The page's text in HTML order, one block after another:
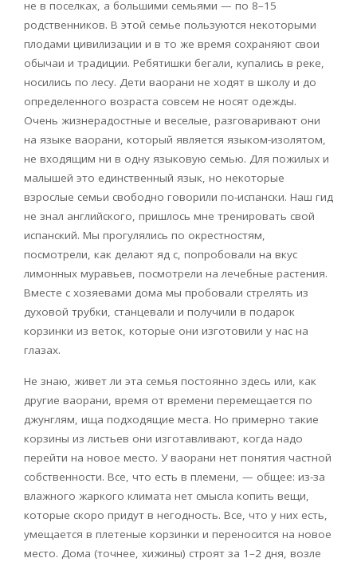
не в поселках, а большими семьями — по 8–15
родственников. В этой семье пользуются некоторыми
плодами цивилизации и в то же время сохраняют свои
обычаи и традиции. Ребятишки бегали, купались в реке,
носились по лесу. Дети ваорани не ходят в школу и до
определенного возраста совсем не носят одежды.
Очень жизнерадостные и веселые, разговаривают они
на языке ваорани, который является языком-изолятом,
не входящим ни в одну языковую семью. Для пожилых и
малышей это единственный язык, но некоторые
взрослые семьи свободно говорили по-испански. Наш гид
не знал английского, пришлось мне тренировать свой
испанский. Мы прогулялись по окрестностям,
посмотрели, как делают яд с, попробовали на вкус
лимонных муравьев, посмотрели на лечебные растения.
Вместе с хозяевами дома мы пробовали стрелять из
духовой трубки, станцевали и получили в подарок
корзинки из веток, которые они изготовили у нас на
глазах.
Не знаю, живет ли эта семья постоянно здесь или, как
другие ваорани, время от времени перемещается по
джунглям, ища подходящие места. Но примерно такие
корзины из листьев они изготавливают, когда надо
перейти на новое место. У ваорани нет понятия частной
собственности. Все, что есть в племени, — общее: из-за
влажного жаркого климата нет смысла копить вещи,
которые скоро придут в негодность. Все, что у них есть,
умещается в плетеные корзинки и переносится на новое
место. Дома (точнее, хижины) строят за 1–2 дня, возле